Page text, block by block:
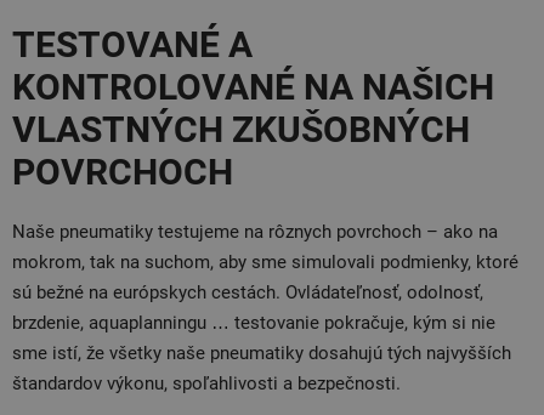
TESTOVANÉ A
KONTROLOVANÉ NA NAŠICH
VLASTNÝCH ZKUŠOBNÝCH
POVRCHOCH
Naše pneumatiky testujeme na rôznych povrchoch – ako na
mokrom, tak na suchom, aby sme simulovali podmienky, ktoré
sú bežné na európskych cestách. Ovládateľnosť, odolnosť,
brzdenie, aquaplanningu … testovanie pokračuje, kým si nie
sme istí, že všetky naše pneumatiky dosahujú tých najvyšších
štandardov výkonu, spoľahlivosti a bezpečnosti.